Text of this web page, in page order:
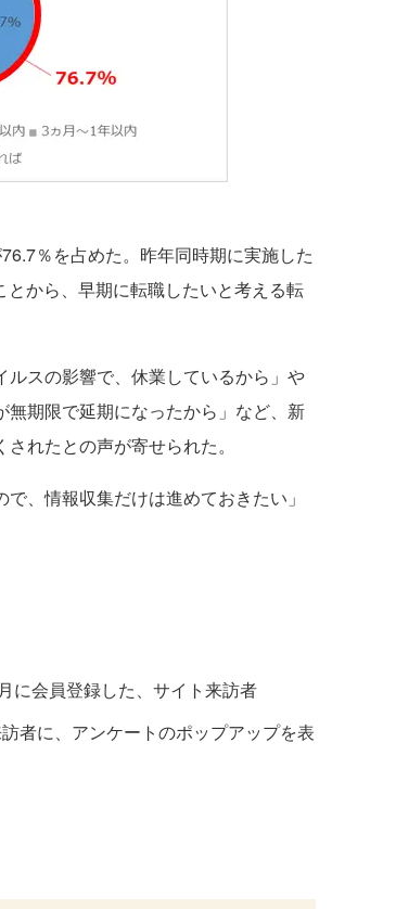
％を占めた。昨年同時期に実施した
から、早期に転職したいと考える転
スの影響で、休業しているから」や
無期限で延期になったから」など、新
れたとの声が寄せられた。
、情報収集だけは進めておきたい」
に会員登録した、サイト来訪者
者に、アンケートのポップアップを表